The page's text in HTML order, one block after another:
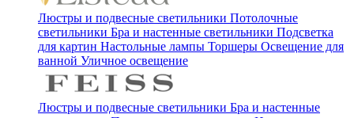
Люстры и подвесные светильники Потолочные
светильники Бра и настенные светильники Подсветка
для картин Настольные лампы Торшеры Освещение для
ванной Уличное освещение
Люстры и подвесные светильники Бра и настенные